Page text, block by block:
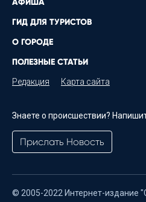
ГИД ДЛЯ ТУРИСТОВ
О ГОРОДЕ
ПОЛЕЗНЫЕ СТАТЬИ
Редакция Карта сайта
Знаете о происшествии?
Прислать Новость
© 2005-2022 Интернет-издание